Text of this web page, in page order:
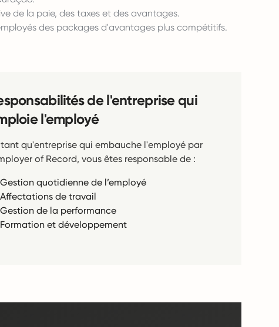
de la paie, des taxes et des avantages.
des packages d'avantages plus compétitifs.
de l'entreprise qui
l'employé
tant qu'entreprise qui embauche l'employé par
of Record, vous êtes responsable de :
Gestion quotidienne de l’employé
Affectations de travail
Gestion de la performance
Formation et développement